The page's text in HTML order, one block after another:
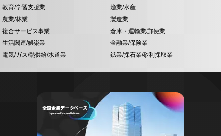
教育/学習支援業
漁業/水産
農業/林業
製造業
複合サービス事業
倉庫・運輸業/郵便業
生活関連/娯楽業
金融業/保険業
電気/ガス/熱供給/水道業
鉱業/採石業/砂利採取業